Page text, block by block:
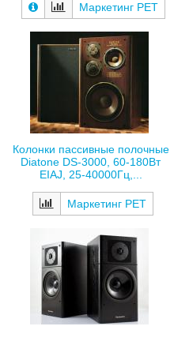
Маркетинг РЕТ
Колонки пассивные полочные
Diatone DS-3000, 60-180Вт
EIAJ, 25-40000Гц,...
Маркетинг РЕТ